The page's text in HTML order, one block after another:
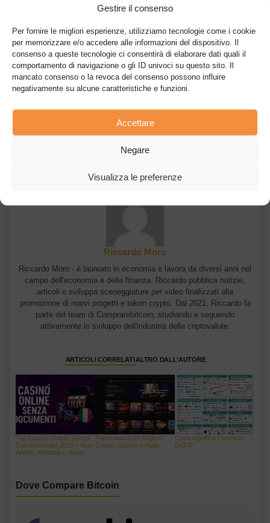
Gestire il consenso
Per fornire le migliori esperienze, utilizziamo tecnologie come i cookie
per memorizzare e/o accedere alle informazioni del dispositivo. Il
consenso a queste tecnologie ci consentirà di elaborare dati quali il
comportamento di navigazione o gli ID univoci su questo sito. Il
mancato consenso o la revoca del consenso possono influire
negativamente su alcune caratteristiche e funzioni.
Accettare
Negare
Visualizza le preferenze
come si pensava oppure se continuerà a salire.
E’ bene ricordare che più difficile risulta da risolvere un singolo
blocco, piùenergia elettricaviene consumata, rendendo
leggermente più sconveniente l’estrazione (e la produzione) di
Bitcoin.
Articolo precedente Articolo successivo
Riccardo Moro
Riccardo Moro - è laureato in economia e lavora da diversi anni nel
campo dell'economia e della finanza. Riccardo pubblica notizie,
articoli e sviluppa sceneggiature per video finalizzati alla
promozione di nuovi progetti e token crypto. Dal 2021, Riccardo fa
parte del team di Comprarebitcoin, studiando e seguendo
attivamente lo sviluppo dell'industria delle criptovalute.
ARTICOLI CORRELATI ALTRO DALL'AUTORE
Top Casinò Online Senza
Documenti del 2025 – Non
AAMS, Affidabili e Veloci
Panoramica dei Migliori
Crypto Casino in Italia
Cosa significa il termine
DeFi?
Dove Compare Bitcoin